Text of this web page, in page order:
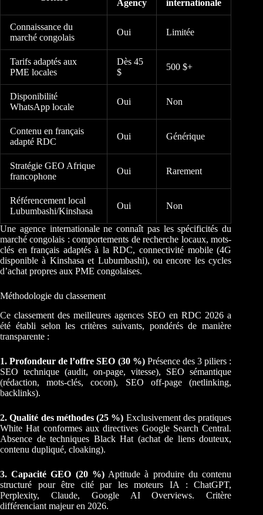
Agency internationale
Connaissance du
marché congolais
Oui Limitée
Tarifs adaptés aux
PME locales
Dès 45
$
500 $+
Disponibilité
WhatsApp locale
Oui Non
Contenu en français
adapté RDC
Oui Générique
Stratégie GEO Afrique
francophone
Oui Rarement
Référencement local
Lubumbashi/Kinshasa
Oui Non
Une agence internationale ne connaît pas les spécificités du
marché congolais : comportements de recherche locaux, mots-
clés en français adaptés à la RDC, connectivité mobile (4G
disponible à Kinshasa et Lubumbashi), ou encore les cycles
d’achat propres aux PME congolaises.
Méthodologie du classement
Ce classement des meilleures agences SEO en RDC 2026 a
été établi selon les critères suivants, pondérés de manière
transparente :
1. Profondeur de l’offre SEO (30 %)Présence des 3 piliers :
SEO technique (audit, on-page, vitesse), SEO sémantique
(rédaction, mots-clés, cocon), SEO off-page (netlinking,
backlinks).
2. Qualité des méthodes (25 %) Exclusivement des pratiques
White Hat conformes aux directives Google Search Central.
Absence de techniques Black Hat (achat de liens douteux,
contenu dupliqué, cloaking).
3. Capacité GEO (20 %) Aptitude à produire du contenu
structuré pour être cité par les moteurs IA : ChatGPT,
Perplexity, Claude, Google AI Overviews. Critère
différenciant majeur en 2026.